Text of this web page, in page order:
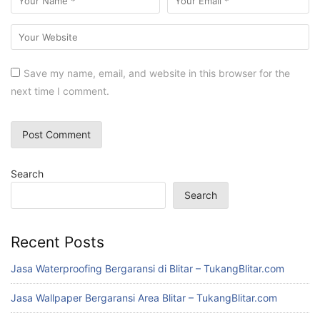
Save my name, email, and website in this browser for the
next time I comment.
Search
Search
Recent Posts
Jasa Waterproofing Bergaransi di Blitar – TukangBlitar.com
Jasa Wallpaper Bergaransi Area Blitar – TukangBlitar.com